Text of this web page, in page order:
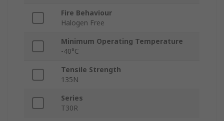
Fire Behaviour
Halogen Free
Minimum Operating Temperature
-40°C
Tensile Strength
135N
Series
T30R